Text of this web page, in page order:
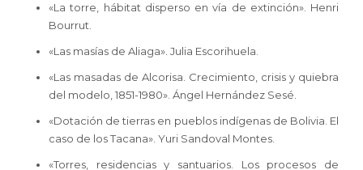
«La torre, hábitat disperso en vía de extinción». Henri
Bourrut.
«Las masías de Aliaga». Julia Escorihuela.
«Las masadas de Alcorisa. Crecimiento, crisis y quiebra
del modelo, 1851-1980». Ángel Hernández Sesé.
«Dotación de tierras en pueblos indígenas de Bolivia. El
caso de los Tacana». Yuri Sandoval Montes.
«Torres, residencias y santuarios. Los procesos de